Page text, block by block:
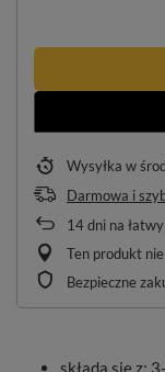
Wysyłka w
Darmowa i
14dni na
Ten produkt
Bezpieczne
składa się z: